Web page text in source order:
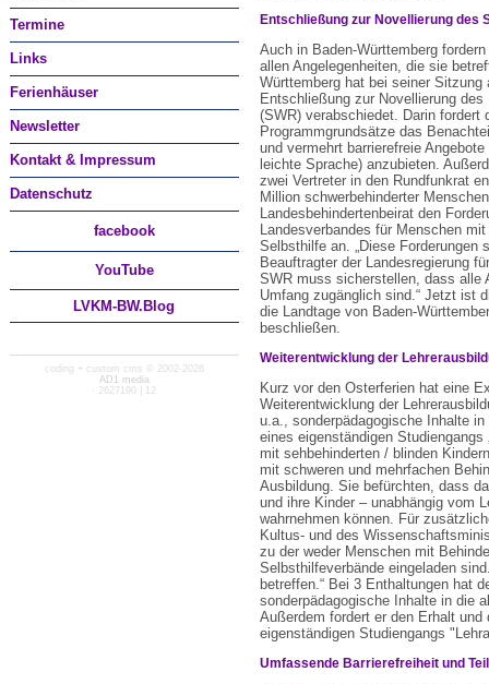
Termine
Links
Ferienhäuser
Newsletter
Kontakt & Impressum
Datenschutz
facebook
YouTube
LVKM-BW.Blog
coding + custom cms © 2002-2026
AD1 media
· 2627190 | 12
Entschließung zur Novellierung des
Auch in Baden-Württemberg
allen Angelegenheiten, die sie
Württemberg hat bei seiner
Entschließung zur Novellierung
(SWR) verabschiedet. Darin fordert
Programmgrundsätze das
und vermehrt barrierefreie
leichte Sprache) anzubieten.
zwei Vertreter in den Rundfunkrat
Million schwerbehinderter
Landesbehindertenbeirat den
Landesverbandes für Menschen
Selbsthilfe an. „Diese Forderungen
Beauftragter der Landesregierung
SWR muss sicherstellen, dass alle
Umfang zugänglich sind.“ Jetzt ist
die Landtage von Baden-
beschließen.
Weiterentwicklung der
Kurz vor den Osterferien hat eine
Weiterentwicklung der
u.a., sonderpädagogische Inhalte
eines eigenständigen Studiengangs
mit sehbehinderten / blinden
mit schweren und mehrfachen
Ausbildung. Sie befürchten, dass
und ihre Kinder – unabhängig vom
wahrnehmen können. Für
Kultus- und des
zu der weder Menschen mit
Selbsthilfeverbände eingeladen
betreffen.“ Bei 3 Enthaltungen hat
sonderpädagogische Inhalte in die
Außerdem fordert er den Erhalt
eigenständigen Studiengangs
Umfassende Barrierefreiheit und